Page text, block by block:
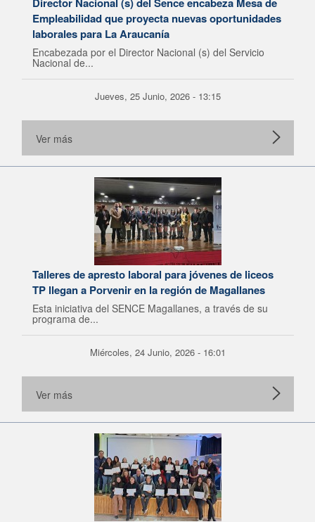
Empleabilidad que proyecta nuevas oportunidades
laborales para La Araucanía
Encabezada por el Director Nacional (s) del Servicio
Nacional de...
Jueves, 25 Junio, 2026 - 13:15
Ver más
Talleres de apresto laboral para jóvenes de liceos
TP llegan a Porvenir en la región de Magallanes
Esta iniciativa del SENCE Magallanes, a través de su
programa de...
Miércoles, 24 Junio, 2026 - 16:01
Ver más